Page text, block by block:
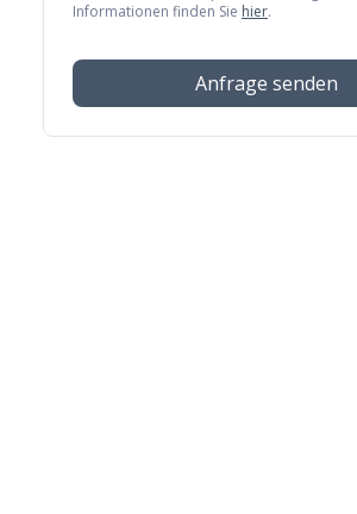
Informationen finden Sie hier.
Anfrage senden